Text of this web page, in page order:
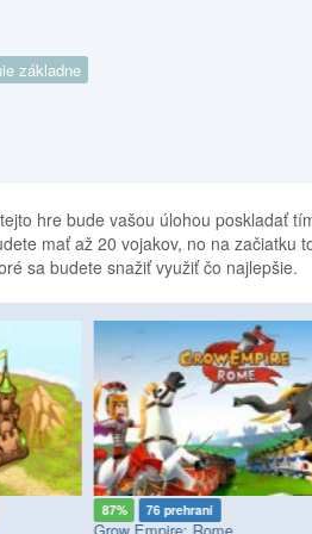
základne
hre bude vašou úlohou poskladať
mať až 20 vojakov, no na začiatku
sa budete snažiť využiť čo najlepšie.
87% 76 prehraní